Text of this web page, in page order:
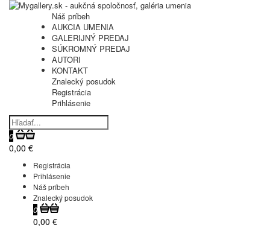
Náš príbeh
AUKCIA UMENIA
GALERIJNÝ PREDAJ
SÚKROMNÝ PREDAJ
AUTORI
KONTAKT
Znalecký posudok
Registrácia
Prihlásenie
0
0,00 €
Registrácia
Prihlásenie
Náš príbeh
Znalecký posudok
0
0,00 €